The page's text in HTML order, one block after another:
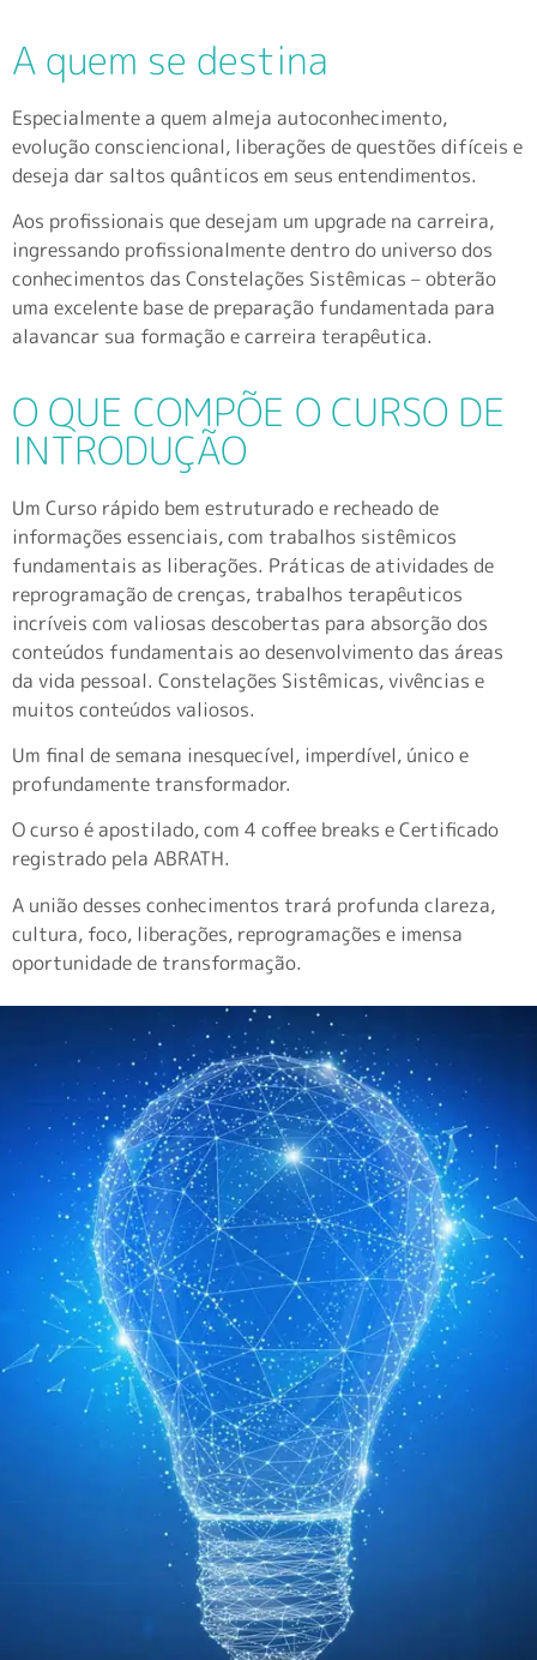
A quem se destina
Especialmente a quem almeja autoconhecimento,
evolução consciencional, liberações de questões difíceis e
deseja dar saltos quânticos em seus entendimentos.
Aos profissionais que desejam um upgrade na carreira,
ingressando profissionalmente dentro do universo dos
conhecimentos das Constelações Sistêmicas – obterão
uma excelente base de preparação fundamentada para
alavancar sua formação e carreira terapêutica.
O QUE COMPÕE O CURSO DE
INTRODUÇÃO
Um Curso rápido bem estruturado e recheado de
informações essenciais, com trabalhos sistêmicos
fundamentais as liberações. Práticas de atividades de
reprogramação de crenças, trabalhos terapêuticos
incríveis com valiosas descobertas para absorção dos
conteúdos fundamentais ao desenvolvimento das áreas
da vida pessoal. Constelações Sistêmicas, vivências e
muitos conteúdos valiosos.
Um final de semana inesquecível, imperdível, único e
profundamente transformador.
O curso é apostilado, com 4 coffee breaks e Certificado
registrado pela ABRATH.
A união desses conhecimentos trará profunda clareza,
cultura, foco, liberações, reprogramações e imensa
oportunidade de transformação.